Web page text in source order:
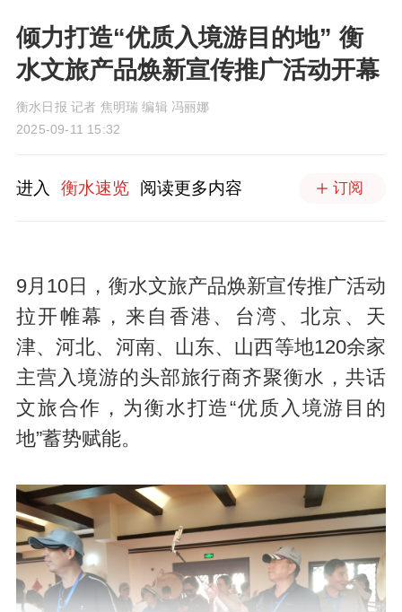
倾力打造“优质入境游目的地” 衡
水文旅产品焕新宣传推广活动开幕
衡水日报 记者 焦明瑞 编辑 冯丽娜
2025-09-11 15:32
进入 衡水速览 阅读更多内容 订阅
9月10日，衡水文旅产品焕新宣传推广活动
拉开帷幕，来自香港、台湾、北京、天
津、河北、河南、山东、山西等地120余家
主营入境游的头部旅行商齐聚衡水，共话
文旅合作，为衡水打造“优质入境游目的
地”蓄势赋能。